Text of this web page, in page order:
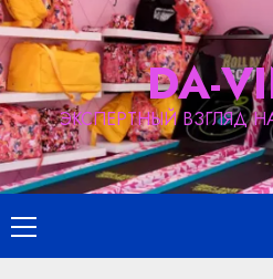
Skip
to
content
DA-
ЭКСПЕРТНЫЙ ВЗГЛЯД
Primary
Menu